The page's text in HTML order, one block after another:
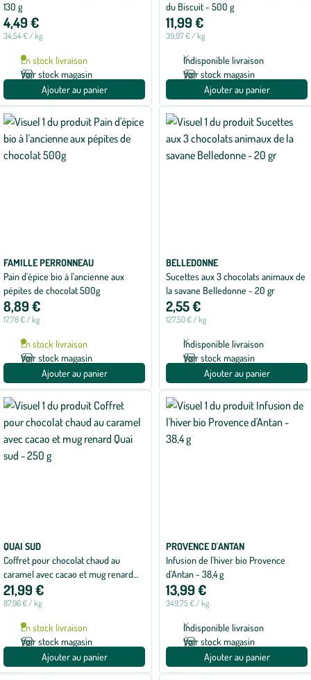
130 g
4,49 €
34,54 € / kg
En stock livraison
Voir stock magasin
Ajouter au panier
du Biscuit - 500 g
11,99 €
39,97 € / kg
Indisponible livraison
Voir stock magasin
Ajouter au panier
FAMILLE PERRONNEAU
Pain d'épice bio à l'ancienne aux
pépites de chocolat 500g
8,89 €
17,78 € / kg
En stock livraison
Voir stock magasin
Ajouter au panier
BELLEDONNE
Sucettes aux 3 chocolats animaux de
la savane Belledonne - 20 gr
2,55 €
127,50 € / kg
Indisponible livraison
Voir stock magasin
Ajouter au panier
QUAI SUD
Coffret pour chocolat chaud au
caramel avec cacao et mug renard
Quai sud - 250 g
21,99 €
87,96 € / kg
En stock livraison
Voir stock magasin
Ajouter au panier
PROVENCE D'ANTAN
Infusion de l'hiver bio Provence
d'Antan - 38,4 g
13,99 €
349,75 € / kg
Indisponible livraison
Voir stock magasin
Ajouter au panier